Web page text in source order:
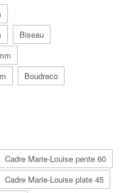
Biseau
Boudreco
Cadre Marie-Louise pente 60
Cadre Marie-Louise plate 45